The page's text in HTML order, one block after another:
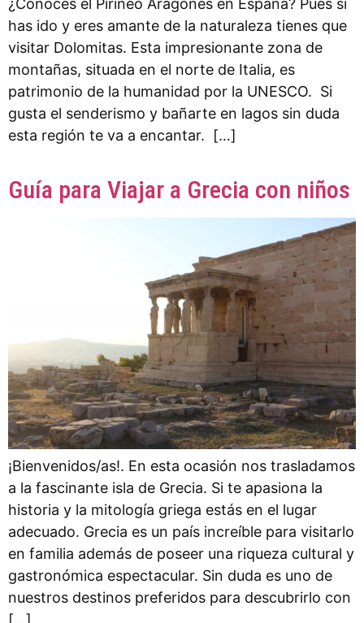
¿Conoces el Pirineo Aragonés en España? Pues si
has ido y eres amante de la naturaleza tienes que
visitar Dolomitas. Esta impresionante zona de
montañas, situada en el norte de Italia, es
patrimonio de la humanidad por la UNESCO. Si
gusta el senderismo y bañarte en lagos sin duda
esta región te va a encantar. […]
Guía para Viajar a Grecia con niños
¡Bienvenidos/as!. En esta ocasión nos trasladamos
a la fascinante isla de Grecia. Si te apasiona la
historia y la mitología griega estás en el lugar
adecuado. Grecia es un país increíble para visitarlo
en familia además de poseer una riqueza cultural y
gastronómica espectacular. Sin duda es uno de
nuestros destinos preferidos para descubrirlo con
[…]